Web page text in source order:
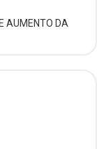
AUMENTO DA